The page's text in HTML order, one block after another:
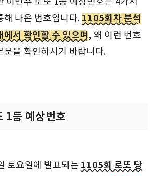
해 나온 번호입니다. 1105회차 분석
에서 확인할 수 있으며 , 왜 이런 번호
문을 확인하시기 바랍니다.
1등 예상번호
토요일에 발표되는 1105회 로또 당